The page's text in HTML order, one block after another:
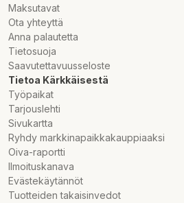
Maksutavat
Ota yhteyttä
Anna palautetta
Tietosuoja
Saavutettavuusseloste
Tietoa Kärkkäisestä
Työpaikat
Tarjouslehti
Sivukartta
Ryhdy markkinapaikkakauppiaaksi
Oiva-raportti
Ilmoituskanava
Evästekäytännöt
Tuotteiden takaisinvedot